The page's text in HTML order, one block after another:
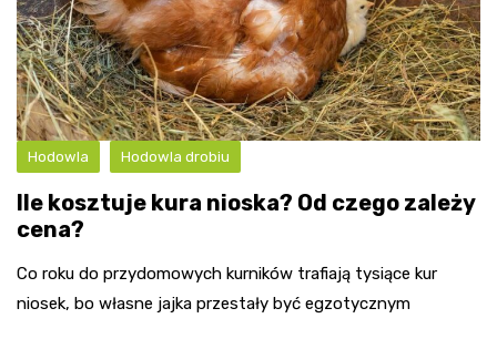
Hodowla Hodowla drobiu
Ile kosztuje kura nioska? Od czego zależy
cena?
Co roku do przydomowych kurników trafiają tysiące kur
niosek, bo własne jajka przestały być egzotycznym